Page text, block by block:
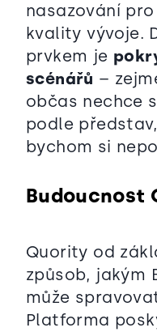
nasazování
kvality vývoje.
prvkem je
scénářů –
občas nechce
podle
bychom si
Budoucnost
Quority od
způsob, jakým
může
Platforma